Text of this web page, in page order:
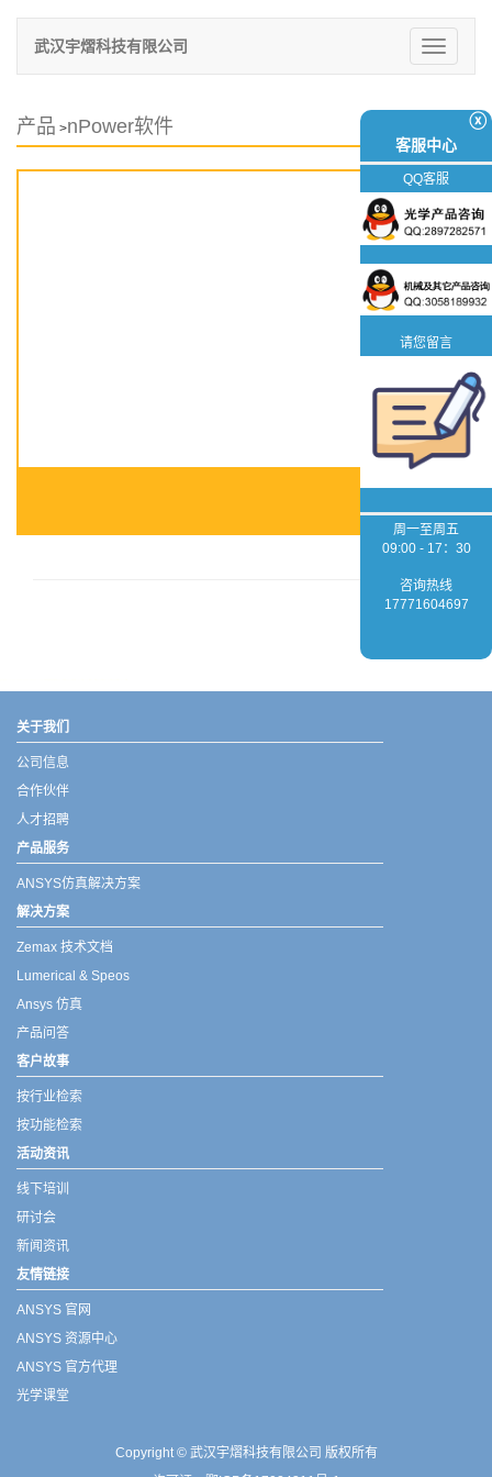
切
换
武汉宇熠科技有限公司
产品 >nPower软件 ⓧ
客服中心
QQ客服
请您留言
周一至周五
09:00 - 17：30
咨询热线
17771604697
关于我们
公司信息
合作伙伴
人才招聘
产品服务
ANSYS仿真解决方案
解决方案
Zemax 技术文档
Lumerical & Speos
Ansys 仿真
产品问答
客户故事
按行业检索
按功能检索
活动资讯
线下培训
研讨会
新闻资讯
友情链接
ANSYS 官网
ANSYS 资源中心
ANSYS 官方代理
光学课堂
Copyright © 武汉宇熠科技有限公司 版权所有